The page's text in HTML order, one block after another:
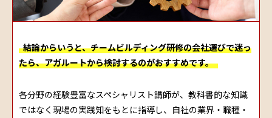
結論からいうと、チームビルディング研修の会社選びで迷っ
たら、アガルートから検討するのがおすすめです。
各分野の経験豊富なスペシャリスト講師が、教科書的な知識
ではなく現場の実践知をもとに指導し、自社の業界・職種・